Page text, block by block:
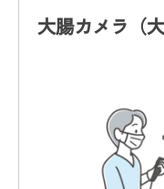
大腸カメラ（